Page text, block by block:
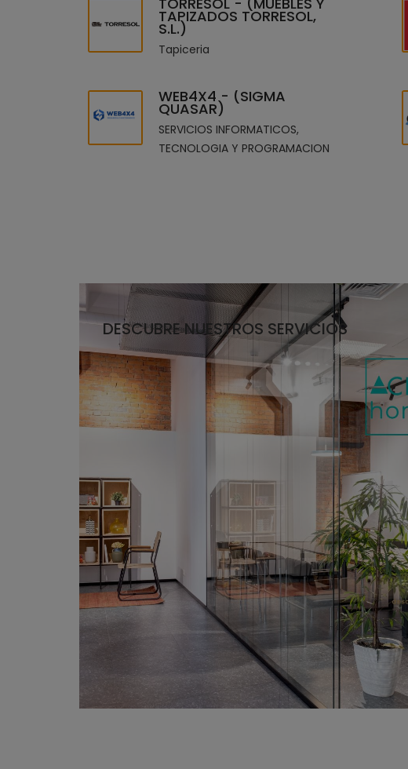
TAPIZADOS TORRESOL,
S.L.)
Tapiceria
WEB4X4 - (SIGMA
QUASAR)
SERVICIOS INFORMATICOS,
TECNOLOGIA Y PROGRAMACION
DESCUBRE NUESTROS SERVICIOS